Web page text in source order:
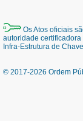
Os Atos oficiais
autoridade
Infra-Estrutura de
© 2017-2026 Ordem